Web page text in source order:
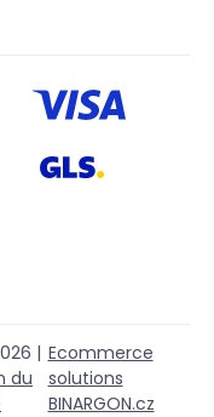
|
du
Ecommerce
solutions
BINARGON.cz